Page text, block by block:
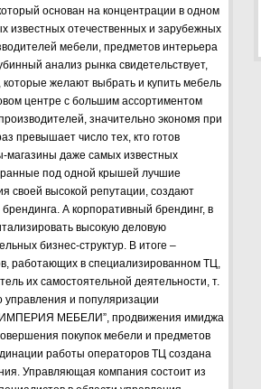
основан на концентрации в одном
известных отечественных и зарубежных
мебели, предметов интерьера
анализ рынка свидетельствует,
которые желают выбрать и купить мебель
центре с большим ассортиментом
значительно экономя при
превышает число тех, кто готов
магазины даже самых известных
под одной крышей лучшие
своей высокой репутации, создают
А корпоративный брендинг, в
высокую деловую
бизнес-структур. В итоге –
работающих в специализированном ТЦ,
их самостоятельной деятельности, т.
и популяризации
МЕБЕЛИ”, продвижения имиджа
покупок мебели и предметов
работы операторов ТЦ создана
Управляющая компания состоит из